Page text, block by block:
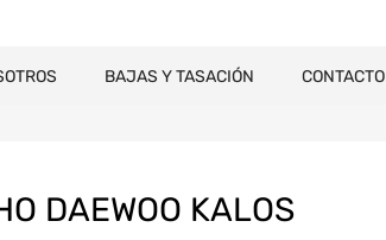
BAJAS Y TASACIÓN CONTACTO
DAEWOO KALOS